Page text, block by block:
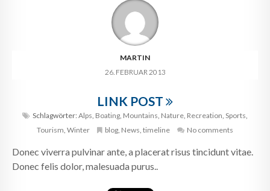
MARTIN
26. FEBRUAR 2013
LINK POST
Schlagwörter:Alps, Boating, Mountains, Nature, Recreation, Sports,
Tourism, Winter blog, News, timeline No comments
Donec viverra pulvinar ante, a placerat risus tincidunt vitae.
Donec felis dolor, malesuada purus..